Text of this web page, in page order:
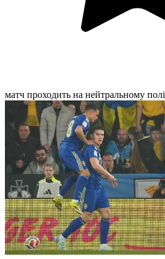
матч проходить на нейтральному полі